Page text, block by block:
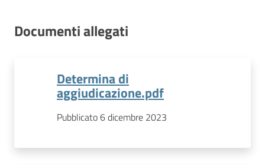
Documenti allegati
Determina di
aggiudicazione.pdf
Pubblicato 6 dicembre 2023